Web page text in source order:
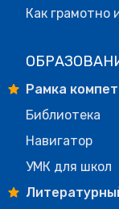
Как грамотно
Рамка
Библиотека
Навигатор
УМК для школ